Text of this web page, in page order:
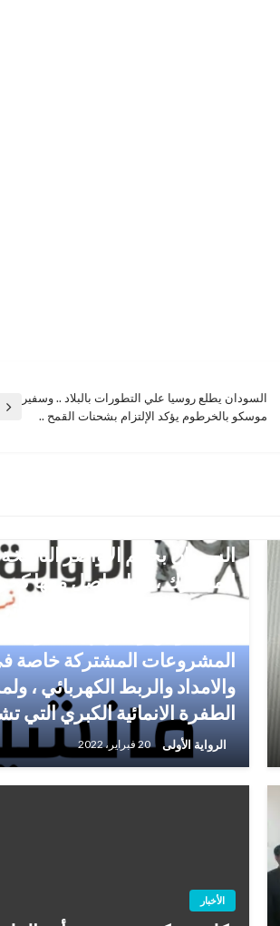
المقالة
السودان يطلع روسيا علي التطورات بالبلاد .. وسفير
موسكو بالخرطوم يؤكد الإلتزام بشحنات القمح ..
السودان بحكم الأواصر
المشترك ، ولنا تواصل معها
زيارتي الأخيرة للقاهرة
المشروعات المشتركة خاصة
والامداد والربط الكهربائي ،
الطفرة الانمائية الكبري التي
الرواية الأولى 20 فبراير، 2022
الأخبار